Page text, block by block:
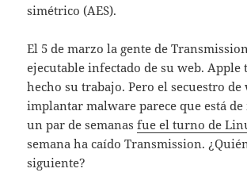
simétrico (AES).
El 5 de marzo la gente de
ejecutable infectado de su web. Apple
hecho su trabajo. Pero el secuestro de
implantar malware parece que está de
un par de semanasfue el turno de
semana ha caído Transmission.
siguiente?